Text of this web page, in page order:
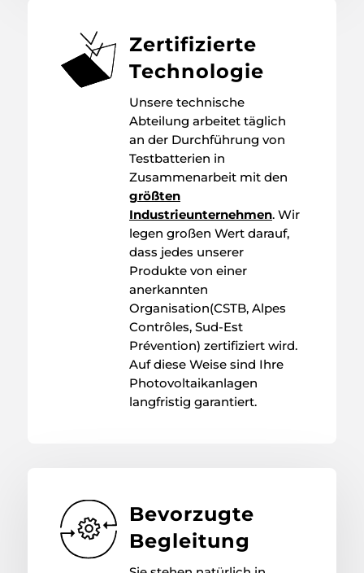
Zertifizierte
Technologie
Unsere technische
Abteilung arbeitet täglich
an der Durchführung von
Testbatterien in
Zusammenarbeit mit den
größten
Industrieunternehmen. Wir
legen großen Wert darauf,
dass jedes unserer
Produkte von einer
anerkannten
Organisation(CSTB, Alpes
Contrôles, Sud-Est
Prévention) zertifiziert wird.
Auf diese Weise sind Ihre
Photovoltaikanlagen
langfristig garantiert.
Bevorzugte
Begleitung